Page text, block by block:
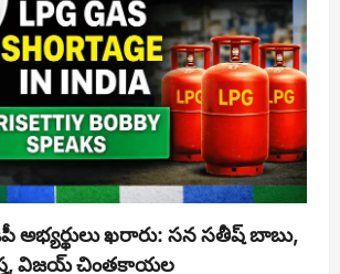
అభ్యర్థులు ఖరారు: సన సతీష్ బాబు,
విజయ్ చింతకాయల